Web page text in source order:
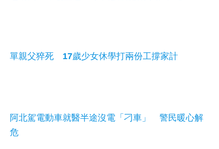
單親父猝死 17歲少女休學打兩份工撐家計
阿北駕電動車就醫半途沒電「刁車」 警民暖心解
危